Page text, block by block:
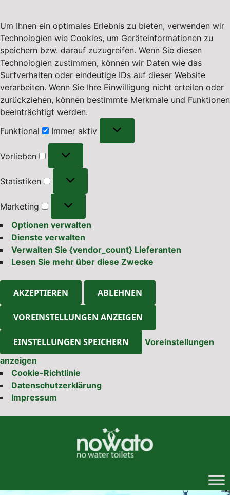
Um Ihnen ein optimales Erlebnis zu bieten, verwenden wir
Technologien wie Cookies, um Geräteinformationen zu
speichern bzw. darauf zuzugreifen. Wenn Sie diesen
Technologien zustimmen, können wir Daten wie das
Surfverhalten oder eindeutige IDs auf dieser Website
verarbeiten. Wenn Sie Ihre Einwilligung nicht erteilen oder
zurückziehen, können bestimmte Merkmale und Funktionen
beeinträchtigt werden.
Funktional
Immer aktiv
Vorlieben
Statistiken
Marketing
Optionen verwalten
Dienste verwalten
Verwalten Sie {vendor_count} Lieferanten
Lesen Sie mehr über diese Zwecke
AKZEPTIEREN ABLEHNEN
VOREINSTELLUNGEN ANZEIGEN
EINSTELLUNGEN SPEICHERN
Voreinstellungen
anzeigen
Cookie-Richtlinie
Datenschutzerklärung
Impressum